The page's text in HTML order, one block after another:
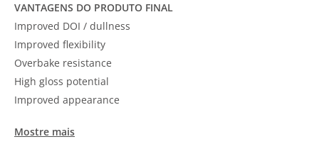
VANTAGENS DO PRODUTO FINAL
Improved DOI / dullness
Improved flexibility
Overbake resistance
High gloss potential
Improved appearance
Mostre mais